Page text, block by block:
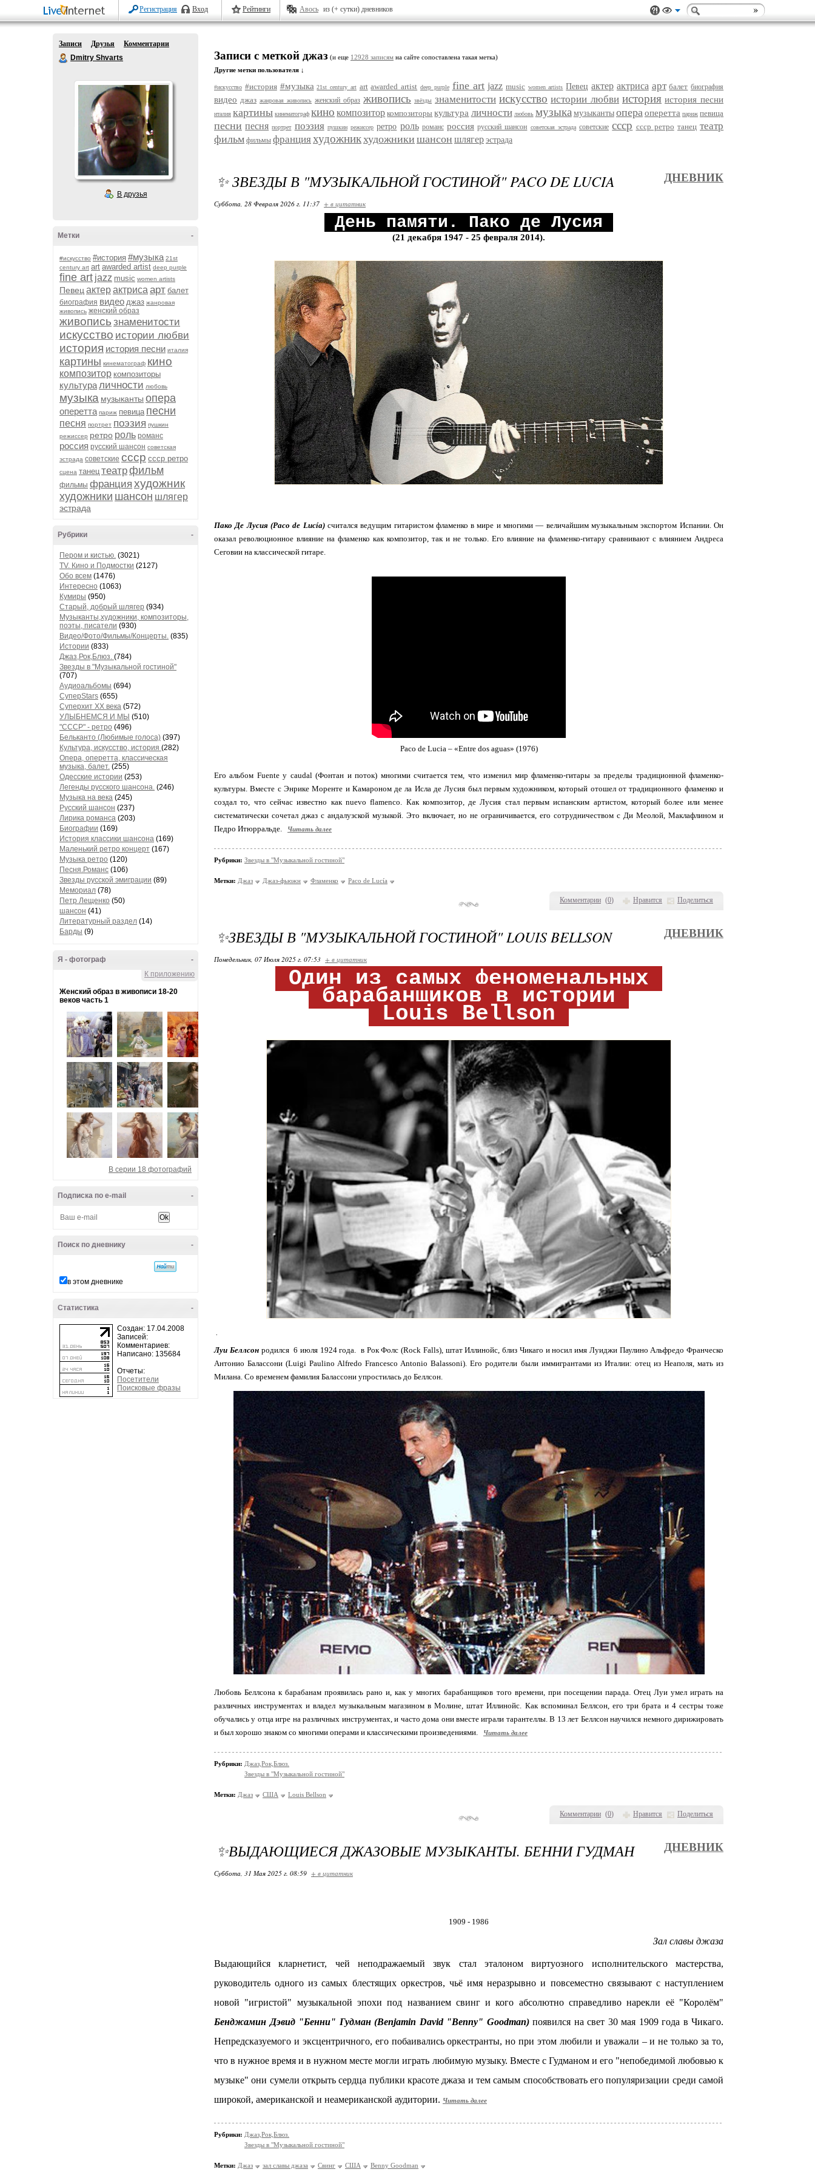
Регистрация Вход Рейтинги Авось из (+ сутки) дневников
Записи Друзья
Комментарии
Dmitry Shvarts
В друзья
-
Метки
#искусство #история #музыка 21st
century art art awarded artist deep purple
fine art jazz music women artists
Певец актерактриса арт балет
биография видео джаз жанровая
живопись женский образ
живопись знаменитости
искусство истории любви
история история песни италия
картины кинематограф кино
композитор композиторы
культураличности любовь
музыка музыканты опера
оперетта париж певица песни
песня портрет поэзия пушкин
режиссер ретро роль романс
россия русский шансон советская
эстрада советские ссср ссср ретро
сцена танец театрфильм
фильмы франция художник
художники шансон шлягер
эстрада
-
Рубрики
Пером и кистью. (3021)
TV. Кино и Подмостки (2127)
Обо всем (1476)
Интересно (1063)
Кумиры (950)
Старый, добрый шлягер (934)
Музыканты,художники, композиторы,
поэты, писатели (930)
Видео/Фото/Фильмы/Концерты. (835)
Истории (833)
Джаз,Рок,Блюз. (784)
Звезды в "Музыкальной гостиной"
(707)
Аудиоальбомы (694)
СуперStars (655)
Суперхит XX века (572)
УЛЫБНЕМСЯ И МЫ (510)
"СССР" - ретро (496)
Бельканто (Любимые голоса) (397)
Культура, искусство, история (282)
Опера, оперетта, классическая
музыка, балет. (255)
Одесские истории (253)
Легенды русского шансона. (246)
Музыка на века (245)
Русский шансон (237)
Лирика романса (203)
Биографии (169)
История классики шансона (169)
Маленький ретро концерт (167)
Музыка ретро (120)
Песня.Романс (106)
Звезды русской эмиграции (89)
Мемориал (78)
Петр Лещенко (50)
шансон (41)
Литературный раздел (14)
Барды (9)
-
Я - фотограф
К приложению
Женский образ в живописи 18-20
веков часть 1
В серии 18 фотографий
-
Подписка по e-mail
-
Поиск по дневнику
в этом дневнике
-
Статистика
Создан: 17.04.2008
Записей:
Комментариев:
Написано: 135684
Отчеты:
Посетители
Поисковые фразы
Записи с меткой джаз (и еще 12928 записям на сайте сопоставлена такая метка)
Другие метки пользователя ↓
#искусство #история #музыка 21st century art art awarded artist deep purple fine art jazz music women artists Певец актер актриса арт балет биография
видео джаз жанровая живопись женский образ живопись звёзды знаменитости искусство истории любви история история песни
италия картины кинематограф кино композитор композиторы культура личности любовь музыка музыканты операоперетта париж певица
песни песня портрет поэзия пушкин режиссер ретро роль романс россия русский шансон советская эстрада советские ссср ссср ретро танец театр
фильм фильмы францияхудожникхудожники шансон шлягер эстрада
Комментарии (0) Нравится Поделиться
✨ ЗВЕЗДЫ В "МУЗЫКАЛЬНОЙ ГОСТИНОЙ" PACO DE LUCIA ДНЕВНИК
Суббота, 28 Февраля 2026 г. 11:37 + в цитатник
День памяти. Пако де Лусия
(21 декабря 1947 - 25 февраля 2014).
Пако Де Лусия (Paco de Lucía)считался ведущим гитаристом фламенко в мире и многими — величайшим музыкальным экспортом Испании. Он
оказал революционное влияние на фламенко как композитор, так и не только. Его влияние на фламенко-гитару сравнивают с влиянием Андреса
Сеговии на классической гитаре.
Paco de Lucia – «Entre dos aguas» (1976)
Его альбом Fuente y caudal (Фонтан и поток) многими считается тем, что изменил мир фламенко-гитары за пределы традиционной фламенко-
культуры. Вместе с Энрике Моренте и Камароном де ла Исла де Лусия был первым художником, который отошел от традиционного фламенко и
создал то, что сейчас известно как nuevo flamenco. Как композитор, де Лусия стал первым испанским артистом, который более или менее
систематически сочетал джаз с андалузской музыкой. Это включает, но не ограничивается, его сотрудничеством с Ди Меолой, Маклафлином и
Педро Итюрральде.
Читать далее
Рубрики: Звезды в "Музыкальной гостиной"
Метки: Джаз Джаз-фьюжн Фламенко Paco de Lucía
Комментарии (0) Нравится Поделиться
✨ЗВЕЗДЫ В "МУЗЫКАЛЬНОЙ ГОСТИНОЙ" LOUIS BELLSON ДНЕВНИК
Понедельник, 07 Июля 2025 г. 07:53 + в цитатник
Один из самых феноменальных
барабанщиков в истории
Louis Bellson
.
Луи Беллсонродился 6 июля 1924 года. в Рок Фолс (Rock Falls), штат Иллинойс, близ Чикаго и носил имя Луиджи Паулино Альфредо Франческо
Антонио Балассони (Luigi Paulino Alfredo Francesco Antonio Balassoni). Его родители были иммигрантами из Италии: отец из Неаполя, мать из
Милана. Со временем фамилия Балассони упростилась до Беллсон.
Любовь Беллсона к барабанам проявилась рано и, как у многих барабанщиков того времени, при посещении парада. Отец Луи умел играть на
различных инструментах и владел музыкальным магазином в Молине, штат Иллинойс. Как вспоминал Беллсон, его три брата и 4 сестры тоже
обучались у отца игре на различных инструментах, и часто дома они вместе играли тарантеллы. В 13 лет Беллсон научился немного дирижировать
и был хорошо знаком со многими операми и классическими произведениями.
Читать далее
Рубрики: Джаз,Рок,Блюз.
Звезды в "Музыкальной гостиной"
Метки: Джаз США Louis Bellson
✨ВЫДАЮЩИЕСЯ ДЖАЗОВЫЕ МУЗЫКАНТЫ. БЕННИ ГУДМАН ДНЕВНИК
Суббота, 31 Мая 2025 г. 08:59 + в цитатник
1909 - 1986
Зал славы джаза
Выдающийся кларнетист, чей неподражаемый звук стал эталоном виртуозного исполнительского мастерства,
руководитель одного из самых блестящих оркестров, чьё имя неразрывно и повсеместно связывают с наступлением
новой "игристой" музыкальной эпохи под названием свинг и кого абсолютно справедливо нарекли её "Королём"
Бенджамин Дэвид "Бенни" Гудман (Benjamin David "Benny" Goodman)появился на свет 30 мая 1909 года в Чикаго.
Непредсказуемого и эксцентричного, его побаивались оркестранты, но при этом любили и уважали – и не только за то,
что в нужное время и в нужном месте могли играть любимую музыку. Вместе с Гудманом и его "непобедимой любовью к
музыке" они сумели открыть сердца публики красоте джаза и тем самым способствовать его популяризации среди самой
широкой, американской и неамериканской аудитории. Читать далее
Рубрики: Джаз,Рок,Блюз.
Звезды в "Музыкальной гостиной"
Метки: Джаз зал славы джаза Свинг США Benny Goodman